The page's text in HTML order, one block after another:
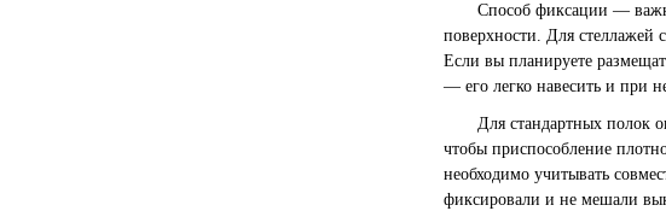
Способ фиксации —
поверхности. Для стеллажей
Если вы планируете
— его легко навесить и при
Для стандартных полок
чтобы приспособление
необходимо учитывать
фиксировали и не мешали